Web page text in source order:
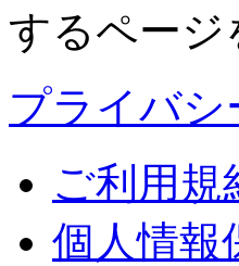
するペー
プライバシ
ご利用規
個人情報